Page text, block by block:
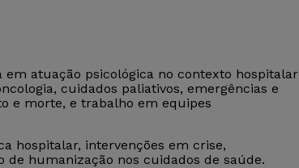
em atuação psicológica no contexto hospitalar
cuidados paliativos, emergências e
e morte, e trabalho em equipes
hospitalar, intervenções em crise,
humanização nos cuidados de saúde.